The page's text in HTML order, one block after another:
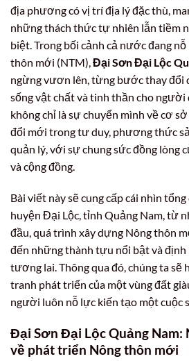
địa phương có vị trí địa lý đặc thù,
những thách thức tự nhiên lẫn tiềm
biệt. Trong bối cảnh cả nước đang
thôn mới (NTM), Đại Sơn Đại Lộc
ngừng vươn lên, từng bước thay đổi
sống vật chất và tinh thần cho người
không chỉ là sự chuyển mình về cơ
đổi mới trong tư duy, phương thức
quản lý, với sự chung sức đồng lòng
và cộng đồng.
Bài viết này sẽ cung cấp cái nhìn
huyện Đại Lộc, tỉnh Quảng Nam, từ
đầu, quá trình xây dựng Nông thôn
đến những thành tựu nổi bật và
tương lai. Thông qua đó, chúng ta sẽ
tranh phát triển của một vùng đất
người luôn nỗ lực kiến tạo một cuộc
Đại Sơn Đại Lộc Quảng Nam:
về phát triển Nông thôn mới